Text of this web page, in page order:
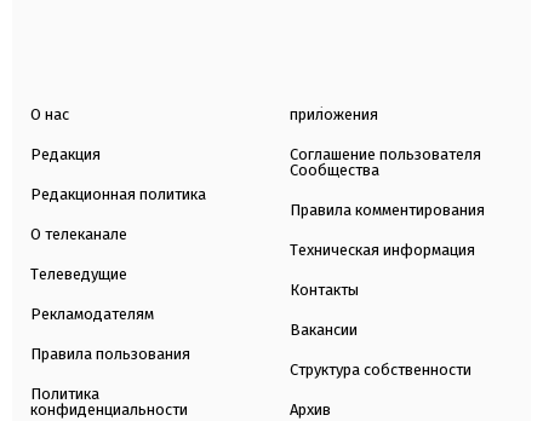
О нас
Редакция
Редакционная политика
О телеканале
Телеведущие
Рекламодателям
Правила пользования
Политика
конфиденциальности
приложения
Соглашение пользователя
Сообщества
Правила комментирования
Техническая информация
Контакты
Вакансии
Структура собственности
Архив